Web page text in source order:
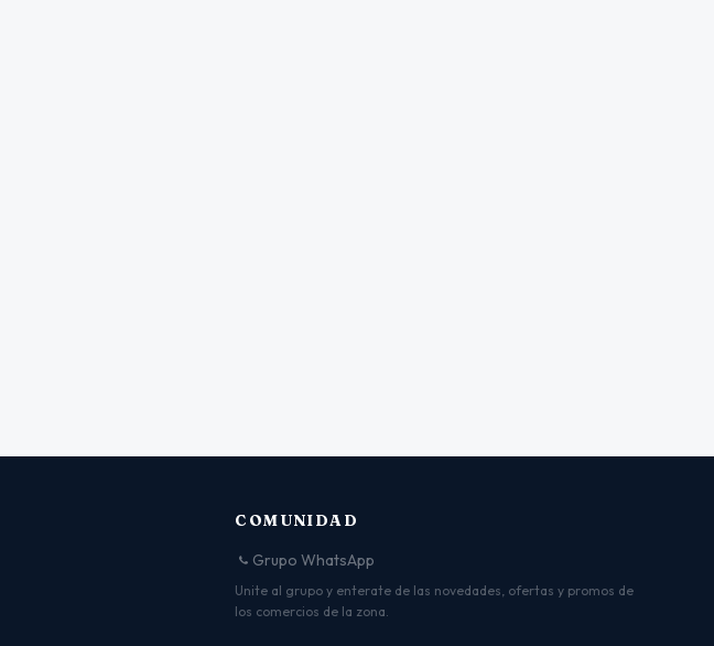
COMUNIDAD
Grupo WhatsApp
Unite al grupo y enterate de las novedades, ofertas y promos de
los comercios de la zona.